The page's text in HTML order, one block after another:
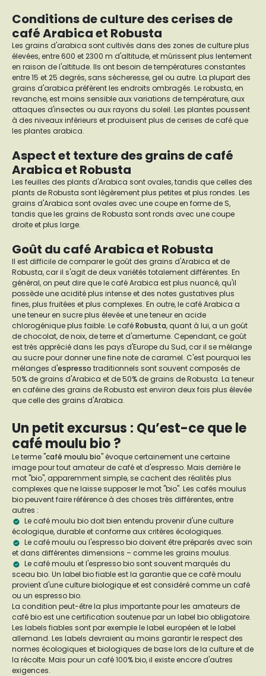
Conditions de culture des cerises de
café Arabica et Robusta
Les grains d'arabica sont cultivés dans des zones de culture plus
élevées, entre 600 et 2300 m d'altitude, et mûrissent plus lentement
en raison de l'altitude. Ils ont besoin de températures constantes
entre 15 et 25 degrés, sans sécheresse, gel ou autre. La plupart des
grains d'arabica préfèrent les endroits ombragés. Le robusta, en
revanche, est moins sensible aux variations de température, aux
attaques d'insectes ou aux rayons du soleil. Les plantes poussent
à des niveaux inférieurs et produisent plus de cerises de café que
les plantes arabica.
Aspect et texture des grains de café
Arabica et Robusta
Les feuilles des plants d'Arabica sont ovales, tandis que celles des
plants de Robusta sont légèrement plus petites et plus rondes. Les
grains d'Arabica sont ovales avec une coupe en forme de S,
tandis que les grains de Robusta sont ronds avec une coupe
droite et plus large.
Goût du café Arabica et Robusta
Il est difficile de comparer le goût des grains d'Arabica et de
Robusta, car il s'agit de deux variétés totalement différentes. En
général, on peut dire que le café Arabica est plus nuancé, qu'il
possède une acidité plus intense et des notes gustatives plus
fines, plus fruitées et plus complexes. En outre, le café Arabica a
une teneur en sucre plus élevée et une teneur en acide
chlorogénique plus faible. Le caféRobusta, quant à lui, a un goût
de chocolat, de noix, de terre et d'amertume. Cependant, ce goût
est très apprécié dans les pays d'Europe du Sud, car il se mélange
au sucre pour donner une fine note de caramel. C'est pourquoi les
mélanges d'espresso traditionnels sont souvent composés de
50% de grains d'Arabica et de 50% de grains de Robusta. La teneur
en caféine des grains de Robusta est environ deux fois plus élevée
que celle des grains d'Arabica.
Un petit excursus : Qu’est-ce que le
café moulu bio ?
Le terme "café moulu bio" évoque certainement une certaine
image pour tout amateur de café et d'espresso. Mais derrière le
mot "bio", apparemment simple, se cachent des réalités plus
complexes que ne laisse supposer le mot "bio". Les cafés moulus
bio peuvent faire référence à des choses très différentes, entre
autres :
Le café moulu bio doit bien entendu provenir d'une culture
écologique, durable et conforme aux critères écologiques.
Le café moulu ou l'espresso bio doivent être préparés avec soin
et dans différentes dimensions – comme les grains moulus.
Le café moulu et l'espresso bio sont souvent marqués du
sceau bio. Un label bio fiable est la garantie que ce café moulu
provient d'une culture biologique et est considéré comme un café
ou un espresso bio.
La condition peut-être la plus importante pour les amateurs de
café bio est une certification soutenue par un label bio obligatoire.
Les labels fiables sont par exemple le label européen et le label
allemand. Les labels devraient au moins garantir le respect des
normes écologiques et biologiques de base lors de la culture et de
la récolte. Mais pour un café 100% bio, il existe encore d'autres
exigences.